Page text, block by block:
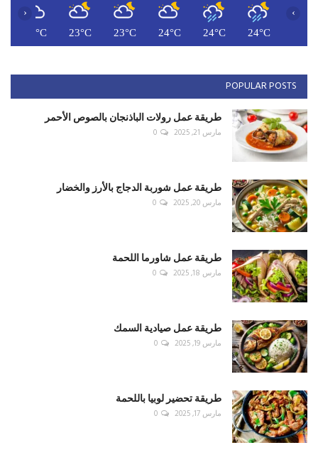
24°C
24°C
24°C
23°C
23°C
23°C
‹ ›
POPULAR POSTS
طريقة عمل رولات الباذنجان بالصوص الأحمر
مارس 21, 2025 0
طريقة عمل شوربة الدجاج بالأرز والخضار
مارس 20, 2025 0
طريقة عمل شاورما اللحمة
مارس 18, 2025 0
طريقة عمل صيادية السمك
مارس 19, 2025 0
طريقة تحضير لوبيا باللحمة
مارس 17, 2025 0